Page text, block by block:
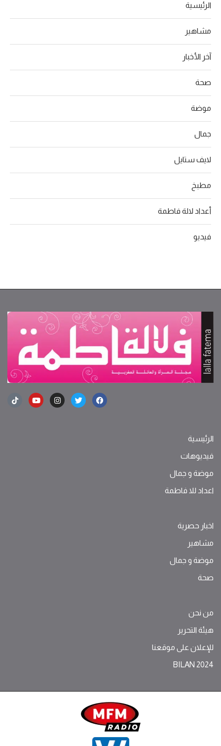
الرئيسية
مشاهير
آخر الأخبار
صحة
موضة
جمال
لايف ستايل
مطبخ
أعداد لالة فاطمة
فيديو
الرئيسية
فيديوهات
موضة ‫و‬ ‫‬‫جمال‬
اعداد للا فاطمة
اخبار حصرية
مشاهير
موضة ‫و‬ ‫‬‫جمال‬
صحة
من نحن
هيئة التحرير
للإعلان على موقعنا
BILAN 2024